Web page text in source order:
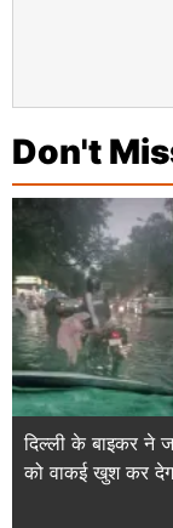
Don't
दिल्ली के बाइकर ने
को वाकई खुश कर